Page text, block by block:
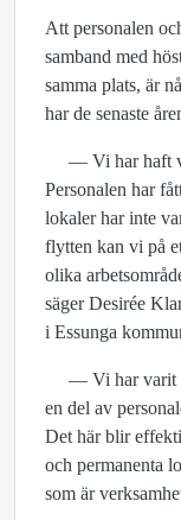
Att personalen
samband med
samma plats, är
har de senaste
— Vi har haft
Personalen har
lokaler har inte
flytten kan vi på
olika
säger Desirée
i Essunga
— Vi har varit
en del av
Det här blir
och permanenta
som är